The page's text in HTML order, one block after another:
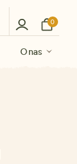
O nas
O nas
O nas
O nas
0